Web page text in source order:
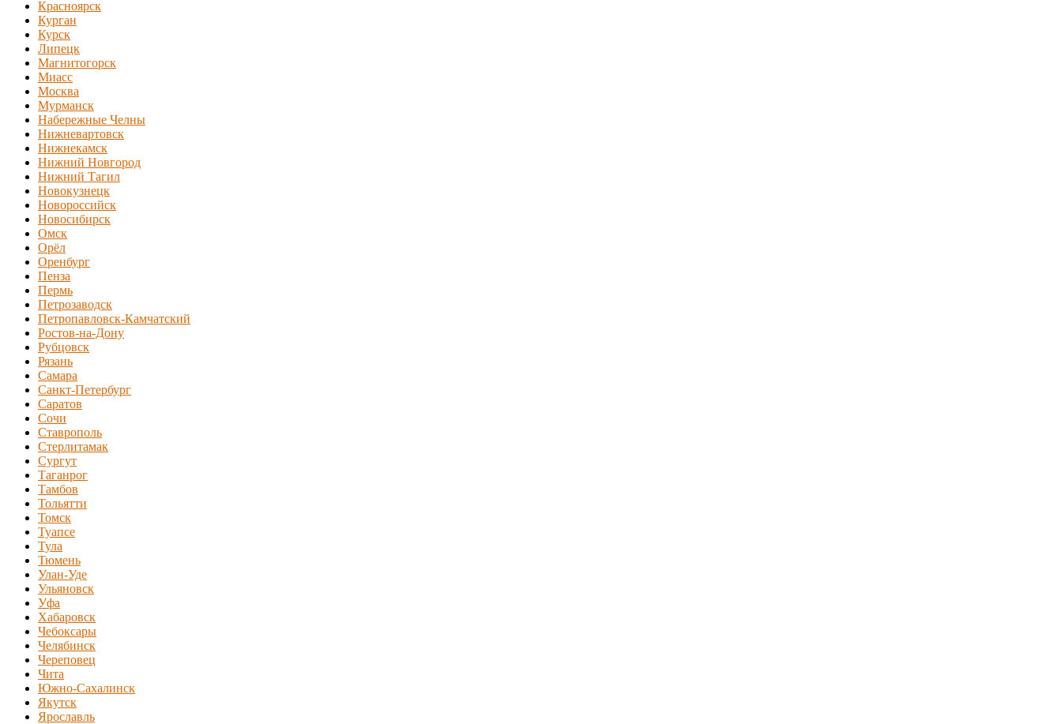
Красноярск
Курган
Курск
Липецк
Магнитогорск
Миасс
Москва
Мурманск
Набережные Челны
Нижневартовск
Нижнекамск
Нижний Новгород
Нижний Тагил
Новокузнецк
Новороссийск
Новосибирск
Омск
Орёл
Оренбург
Пенза
Пермь
Петрозаводск
Петропавловск-Камчатский
Ростов-на-Дону
Рубцовск
Рязань
Самара
Санкт-Петербург
Саратов
Сочи
Ставрополь
Стерлитамак
Сургут
Таганрог
Тамбов
Тольятти
Томск
Туапсе
Тула
Тюмень
Улан-Уде
Ульяновск
Уфа
Хабаровск
Чебоксары
Челябинск
Череповец
Чита
Южно-Сахалинск
Якутск
Ярославль